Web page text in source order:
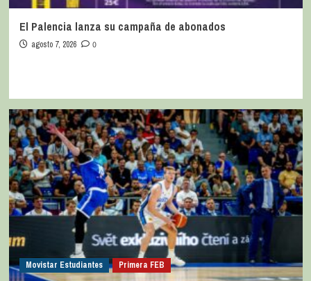
El Palencia lanza su campaña de abonados
agosto 7, 2026 0
Movistar Estudiantes Primera FEB